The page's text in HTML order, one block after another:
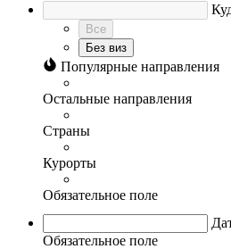
Все
Без виз
Популярные направления
Остальные направления
Страны
Курорты
Обязательное поле
Обязательное поле